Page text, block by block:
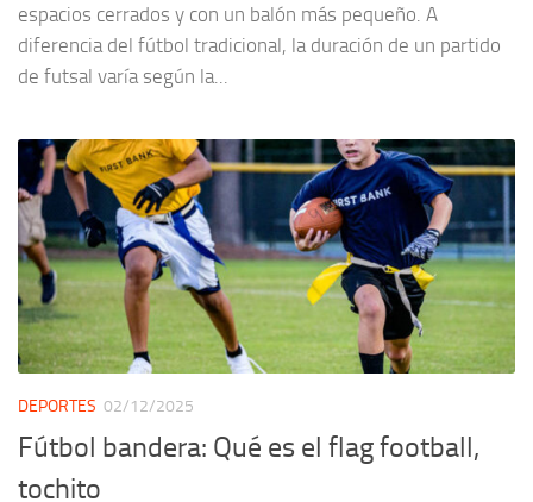
espacios cerrados y con un balón más pequeño. A
diferencia del fútbol tradicional, la duración de un partido
de futsal varía según la...
DEPORTES 02/12/2025
Fútbol bandera: Qué es el flag football,
tochito